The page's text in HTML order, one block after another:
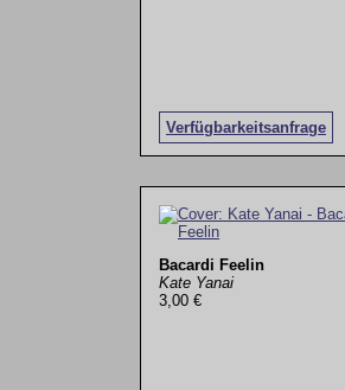
Verfügbarkeitsanfrage
Bacardi Feelin
Kate Yanai
3,00 €